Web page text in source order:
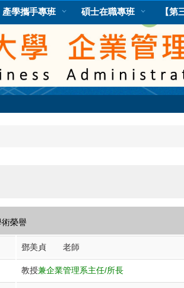
產學攜手專班 碩士在職專班 【第
術榮譽
鄧美貞 老師
教授兼企業管理系主任/所長